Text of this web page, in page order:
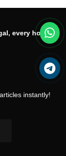
every hour,
instantly!